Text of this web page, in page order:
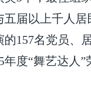
五届以上千人居
157名党员、
年度“舞艺达人”